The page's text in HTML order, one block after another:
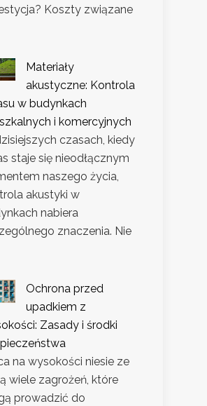
Koszty związane
Materiały
akustyczne: Kontrola
w budynkach
i komercyjnych
czasach, kiedy
staje się nieodłącznym
naszego życia,
akustyki w
nabiera
znaczenia. Nie
Ochrona przed
upadkiem z
Zasady i środki
na wysokości niesie ze
wiele zagrożeń, które
prowadzić do